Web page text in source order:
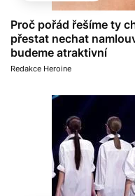
Proč pořád řešíme ty
přestat nechat
budeme atraktivní
Redakce Heroine